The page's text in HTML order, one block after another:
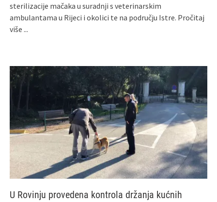
sterilizacije mačaka u suradnji s veterinarskim
ambulantama u Rijeci i okolici te na području Istre. Pročitaj
više ...
U Rovinju provedena kontrola držanja kućnih